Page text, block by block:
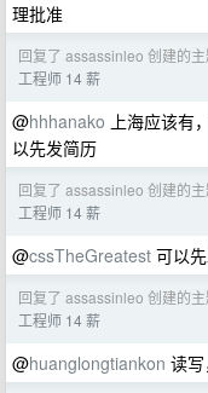
理批准
回复了 assassinleo 创建的
工程师 14 薪
@hhhanako 上海应该有
以先发简历
回复了 assassinleo 创建的
工程师 14 薪
@cssTheGreatest 可以
回复了 assassinleo 创建的
工程师 14 薪
@huanglongtiankon 读